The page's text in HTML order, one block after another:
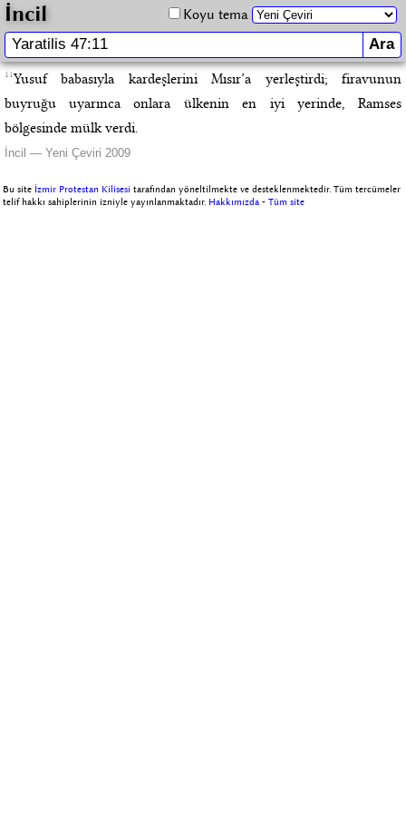
İncil Koyu tema
11Yusuf babasıyla kardeşlerini Mısır’a yerleştirdi; firavunun
buyruğu uyarınca onlara ülkenin en iyi yerinde, Ramses
bölgesinde mülk verdi.
İncil — Yeni Çeviri 2009
Bu site İzmir Protestan Kilisesi tarafından yöneltilmekte ve desteklenmektedir. Tüm tercümeler
telif hakkı sahiplerinin izniyle yayınlanmaktadır. Hakkımızda -Tüm site